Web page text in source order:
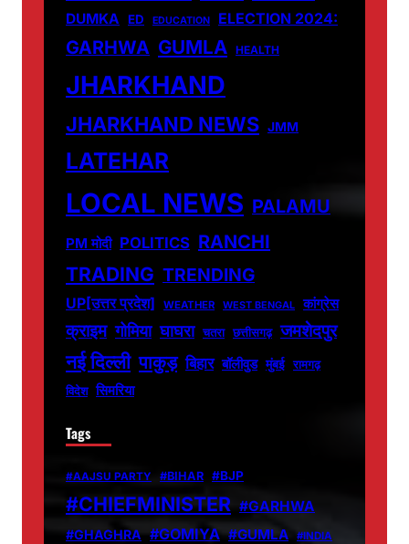
DUMKA ED EDUCATION ELECTION 2024:
GARHWA GUMLA HEALTH
JHARKHAND
JHARKHAND NEWS JMM
LATEHAR
LOCAL NEWS PALAMU
PM मोदी POLITICS RANCHI
TRADING TRENDING
UP[उत्तर प्रदेश] WEATHER WEST BENGAL कांग्रेस
क्राइम गोमिया घाघरा चतरा छत्तीसगढ़ जमशेदपुर
नई दिल्ली पाकुड़ बिहार बॉलीवुड मुंबई रामगढ़
विदेश सिमरिया
Tags
#AAJSU PARTY #BIHAR #BJP
#CHIEFMINISTER #GARHWA
#GHAGHRA #GOMIYA #GUMLA #INDIA